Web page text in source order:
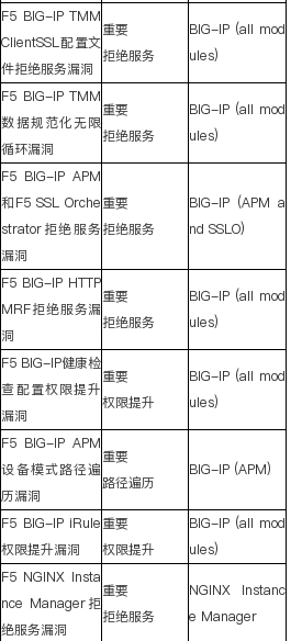
F5 BIG-IP TMM
ClientSSL配置文
件拒绝服务漏洞
重要
拒绝服务
BIG-IP (all mod
ules)
F5 BIG-IP TMM
数据规范化无限
循环漏洞
重要
拒绝服务
BIG-IP (all mod
ules)
F5 BIG-IP APM
和F5 SSL Orche
strator拒绝服务
漏洞
重要
拒绝服务
BIG-IP (APM a
nd SSLO)
F5 BIG-IP HTTP
MRF拒绝服务漏
洞
重要
拒绝服务
BIG-IP (all mod
ules)
F5 BIG-IP健康检
查配置权限提升
漏洞
重要
权限提升
BIG-IP (all mod
ules)
F5 BIG-IP APM
设备模式路径遍
历漏洞
重要
路径遍历
BIG-IP (APM)
F5 BIG-IP iRule
权限提升漏洞
重要
权限提升
BIG-IP (all mod
ules)
F5 NGINX Insta
nce Manager拒
绝服务漏洞
重要
拒绝服务
NGINX Instanc
e Manager